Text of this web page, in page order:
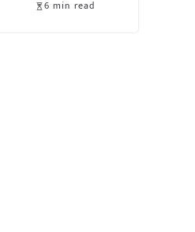
6 min read